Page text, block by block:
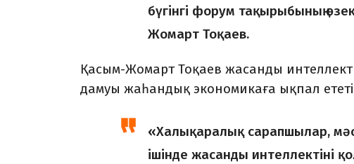
бүгінгі форум тақырыбының
Жомарт Тоқаев.
Қасым-Жомарт Тоқаев жасанды
дамуы жаһандық экономикаға ықпал
«Халықаралық сарапшылар,
ішінде жасанды интеллектіні